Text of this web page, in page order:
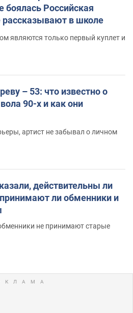
боялась Российская
рассказывают в школе
являются только первый куплет и
– 53: что известно о
90-х и как они
артист не забывал о личном
действительны ли
ли обменники и
не принимают старые